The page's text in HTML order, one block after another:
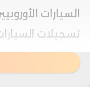
السيارات
فقط على أساس
1.04 مليون وحدة.